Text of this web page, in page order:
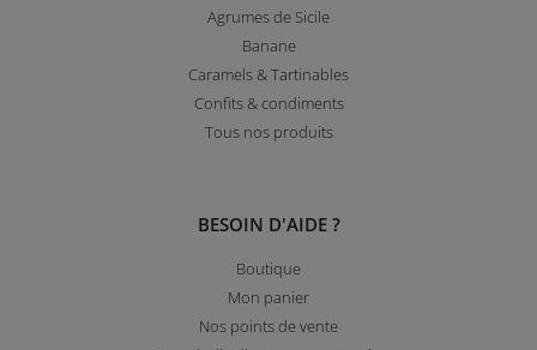
Agrumes de Sicile
Banane
Caramels & Tartinables
Confits & condiments
Tous nos produits
BESOIN D'AIDE ?
Boutique
Mon panier
Nos points de vente